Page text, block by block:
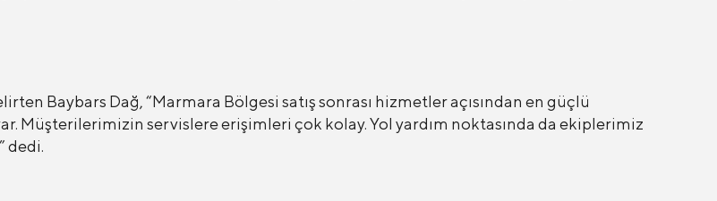
Baybars Dağ, “Marmara Bölgesi satış sonrası hizmetler açısından en güçlü
Müşterilerimizin servislere erişimleri çok kolay. Yol yardım noktasında da ekiplerimiz
dedi.